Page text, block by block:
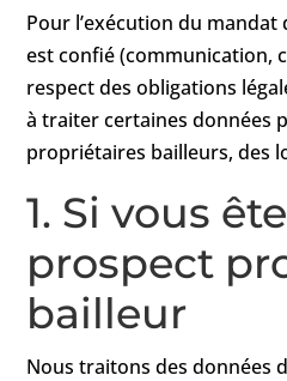
Pour l’exécution du
est confié (communication,
respect des obligations
à traiter certaines données
propriétaires bailleurs, des
1. Si vous
prospect
bailleur
Nous traitons des données